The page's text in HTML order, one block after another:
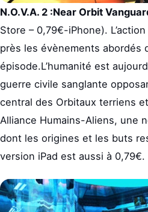
N.O.V.A. 2 :Near Orbit
Store – 0,79€-iPhone).
près les évènements abordés
épisode.L’humanité est
guerre civile sanglante
central des Orbitaux terriens
Alliance Humains-Aliens, une
dont les origines et les buts
version iPad est aussi à 0,79€.